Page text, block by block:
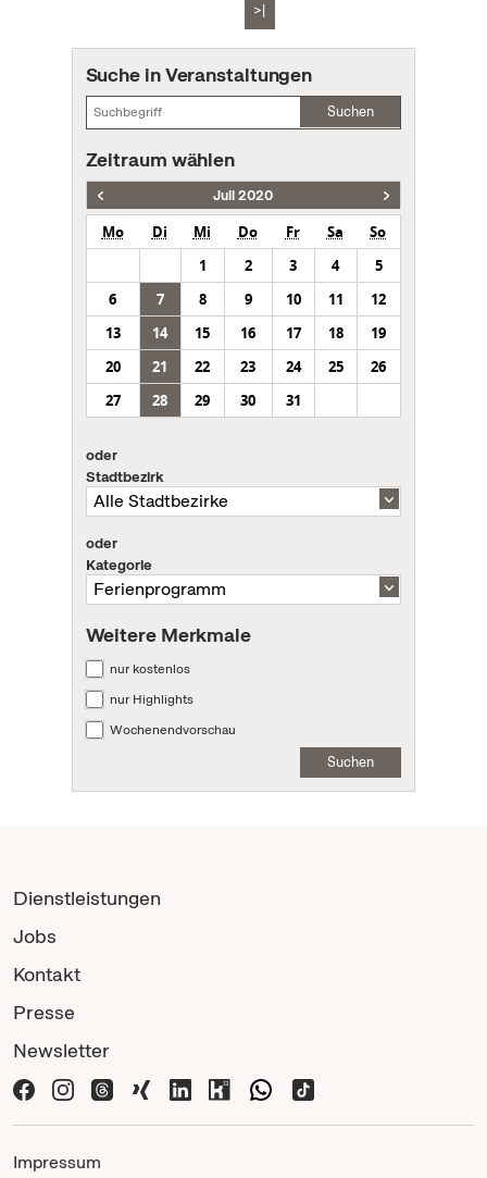
>|
Suche in Veranstaltungen
Suchen
Zeitraum wählen
Juli 2020
Mo Di Mi Do Fr Sa
So
1
2 3 4
5
6
7 8 9 10 11
12
13
14 15 16 17 18
19
20
21 22 23 24 25
26
27
28 29 30 31
oder
Stadtbezirk
oder
Kategorie
Weitere Merkmale
nur kostenlos
nur Highlights
Wochenendvorschau
Suchen
Dienstleistungen
Jobs
Kontakt
Presse
Newsletter
Impressum